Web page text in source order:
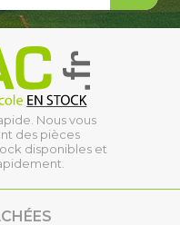
Nous vous
des pièces
disponibles et